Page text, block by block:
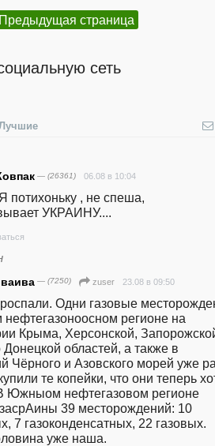
Предыдущая страница
сеть
— (26361) 06.08 в 10:04
, не спеша,
УКРАИНУ....
— (7250) zuser 23.08 в 09:50
Одни газовые
регионе на
Крыма, Херсонской,
Донецкой областей, а также в
Чёрного и Азовского морей уже
те копейки, что они теперь
Южныом нефтегазовом регионе
39 месторождений: 10
7 газоконденсатных, 22 газовых.
уже наша.